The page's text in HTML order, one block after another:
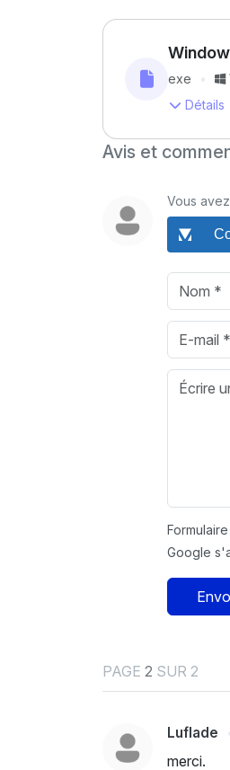
exe
Détails
Avis et
Vous
Google
PAGE 2 SUR 2
Luflade
merci.